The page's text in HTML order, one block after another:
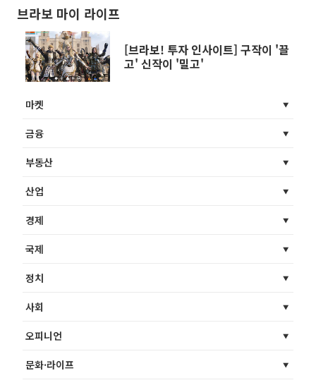
브라보 마이 라이프
[브라보! 투자 인사이트] 구작이 '끌
고' 신작이 '밀고'
마켓
금융
부동산
산업
경제
국제
정치
사회
오피니언
문화·라이프